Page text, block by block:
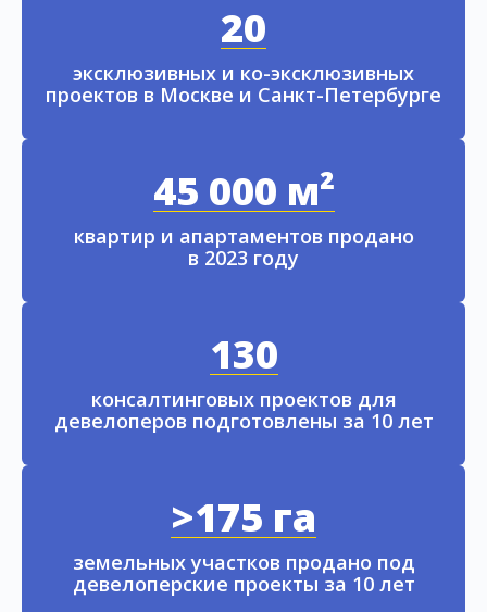
20
эксклюзивных и ко-эксклюзивных
проектов в Москве и Санкт-Петербурге
45 000 м²
квартир и апартаментов продано
в 2023 году
130
консалтинговых проектов для
девелоперов подготовлены за 10 лет
>175 га
земельных участков продано под
девелоперские проекты за 10 лет